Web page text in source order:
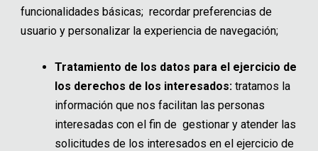
funcionalidades básicas; recordar preferencias de
usuario y personalizar la experiencia de navegación;
Tratamiento de los datos para el ejercicio de
los derechos de los interesados: tratamos la
información que nos facilitan las personas
interesadas con el fin de gestionar y atender las
solicitudes de los interesados en el ejercicio de